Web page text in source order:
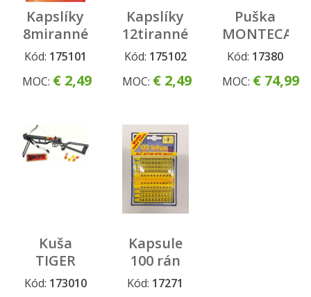
Kapslíky
8miranné
Kód: 175101
MOC: € 2,49
Kapslíky
12tiranné
Kód: 175102
MOC: € 2,49
Puška
Kód: 17380
MOC: € 74,99
Kuša
TIGER
crossbow
Kód: 173010
Kapsule
100 rán
Kód: 17271